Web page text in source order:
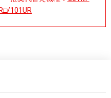
101UR